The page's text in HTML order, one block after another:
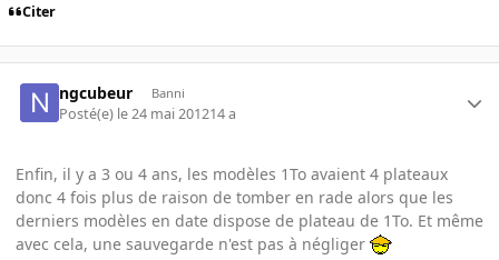
Citer
ngcubeur Banni
Posté(e) le 24 mai 201214 a
Enfin, il y a 3 ou 4 ans, les modèles 1To avaient 4 plateaux
donc 4 fois plus de raison de tomber en rade alors que les
derniers modèles en date dispose de plateau de 1To. Et même
avec cela, une sauvegarde n'est pas à négliger